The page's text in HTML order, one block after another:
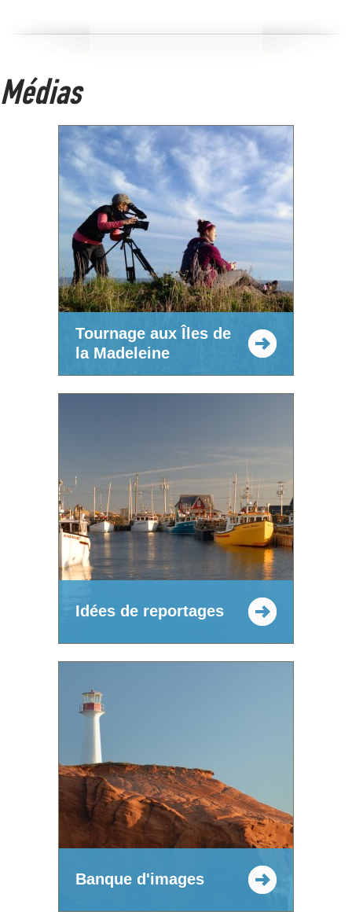
Médias
Tournage aux Îles de
la Madeleine
Idées de reportages
Banque d'images